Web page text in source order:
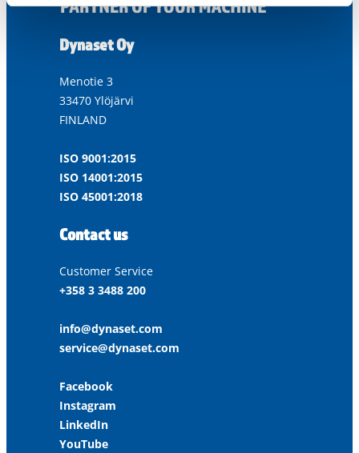
Dynaset Oy
Menotie 3
33470 Ylöjärvi
FINLAND
ISO 9001:2015
ISO 14001:2015
ISO 45001:2018
Contact us
Customer Service
+358 3 3488 200
info@dynaset.com
service@dynaset.com
Facebook
Instagram
LinkedIn
YouTube